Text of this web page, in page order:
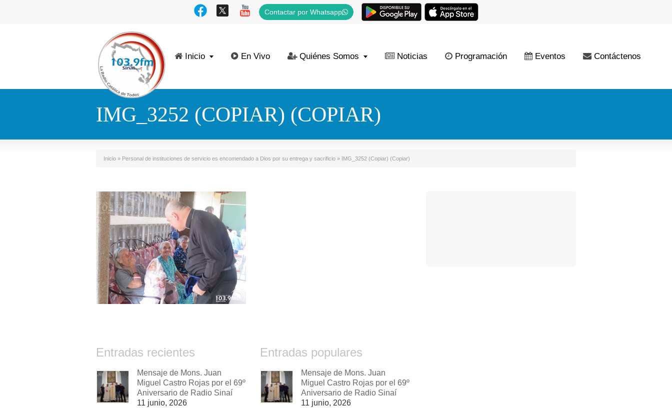
Contactar por Whatsapp
Inicio En Vivo Quiénes Somos Noticias Programación Eventos Contáctenos
IMG_3252 (COPIAR) (COPIAR)
Inicio » Personal de instituciones de servicio es encomendado a Dios por su entrega y sacrificio » IMG_3252 (Copiar) (Copiar)
Entradas recientes
Mensaje de Mons. Juan
Miguel Castro Rojas por el 69º
Aniversario de Radio Sinaí
11 junio, 2026
Entradas populares
Mensaje de Mons. Juan
Miguel Castro Rojas por el 69º
Aniversario de Radio Sinaí
11 junio, 2026